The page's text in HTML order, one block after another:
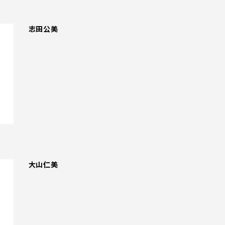
志田公美
大山仁美